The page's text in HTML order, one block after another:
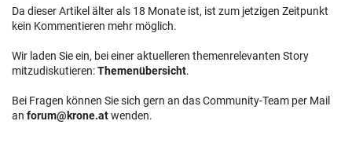
Da dieser Artikel älter als 18 Monate ist, ist zum jetzigen Zeitpunkt
kein Kommentieren mehr möglich.
Wir laden Sie ein, bei einer aktuelleren themenrelevanten Story
mitzudiskutieren:Themenübersicht.
Bei Fragen können Sie sich gern an das Community-Team per Mail
an forum@krone.atwenden.